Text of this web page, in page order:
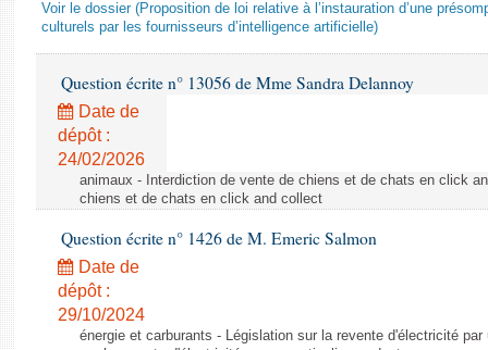
Voir le dossier (Proposition de loi relative à l’instauration d’une
culturels par les fournisseurs d’intelligence artificielle)
Question écrite n° 13056 de Mme Sandra Delannoy
Date de
dépôt :
24/02/2026
animaux - Interdiction de vente de chiens et de chats en click
chiens et de chats en click and collect
Question écrite n° 1426 de M. Emeric Salmon
Date de
dépôt :
29/10/2024
énergie et carburants - Législation sur la revente d'électricité